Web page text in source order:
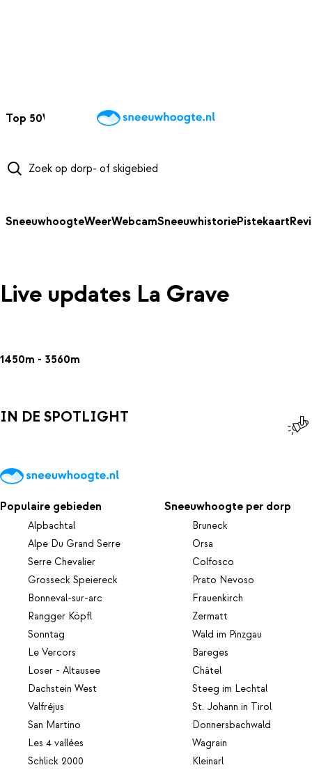
Top 50Webcams WintersportweerKaarten
SneeuwhoogteWeerWebcamSneeuwhistoriePistekaart
Live updates La Grave
1450m - 3560m
IN DE SPOTLIGHT
Populaire gebieden
Alpbachtal
Alpe Du Grand Serre
Serre Chevalier
Grosseck Speiereck
Bonneval-sur-arc
Rangger Köpfl
Sonntag
Le Vercors
Loser - Altausee
Dachstein West
Valfréjus
San Martino
Les 4 vallées
Schlick 2000
Sneeuwhoogte per dorp
Bruneck
Orsa
Colfosco
Prato Nevoso
Frauenkirch
Zermatt
Wald im Pinzgau
Bareges
Châtel
Steeg im Lechtal
St. Johann in Tirol
Donnersbachwald
Wagrain
Kleinarl